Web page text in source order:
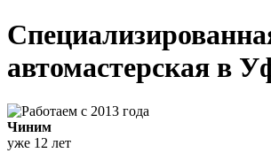
автомастерская в
Чиним
уже 12 лет